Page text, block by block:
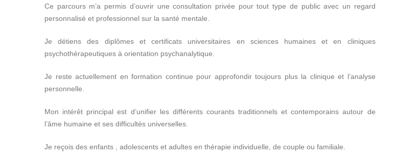
Ce parcours m’a permis d’ouvrir une consultation privée pour tout type de public avec un regard
personnalisé et professionnel sur la santé mentale.
Je détiens des diplômes et certificats universitaires en sciences humaines et en cliniques
psychothérapeutiques à orientation psychanalytique.
Je reste actuellement en formation continue pour approfondir toujours plus la clinique et l’analyse
personnelle.
Mon intérêt principal est d’unifier les différents courants traditionnels et contemporains autour de
l’âme humaine et ses difficultés universelles.
Je reçois des enfants , adolescents et adultes en thérapie individuelle, de couple ou familiale.